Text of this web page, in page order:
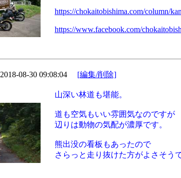
https://chokaitobishima.com/column/
https://www.facebook.com/
2018-08-30 09:08:04 [編集/削除]
山深い林道も堪能。
道も空気もいい雰囲気なのですが
辺りは動物の気配が濃厚です。
熊出没の看板もあったので
さらっと走り抜けた方がよさそうで